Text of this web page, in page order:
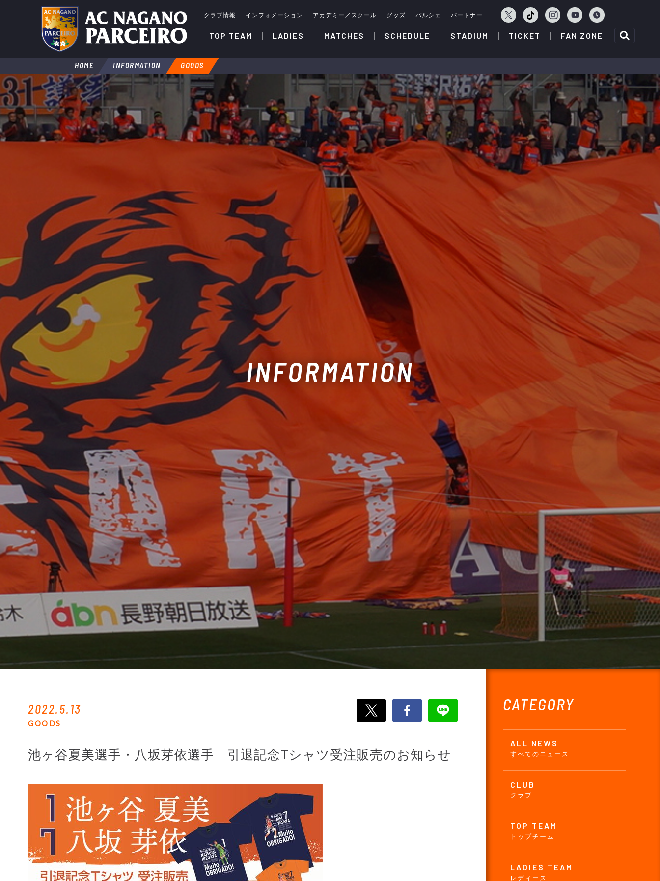
クラブ情報 インフォメーション アカデミー／スクール グッズ パルシェ パートナー
TOP TEAM LADIES MATCHES SCHEDULE STADIUM TICKET FAN ZONE
HOME INFORMATION GOODS
INFORMATION
CATEGORY
ALL NEWS
すべてのニュース
CLUB
クラブ
TOP TEAM
トップチーム
LADIES TEAM
レディース
2022.5.13
GOODS
池ヶ谷夏美選手・八坂芽依選手 引退記念Tシャツ受注販売のお知らせ